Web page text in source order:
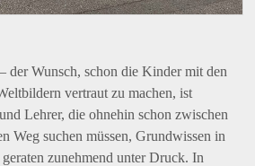
der Wunsch, schon die Kinder mit den
vertraut zu machen, ist
Lehrer, die ohnehin schon zwischen
Weg suchen müssen, Grundwissen in
zunehmend unter Druck. In